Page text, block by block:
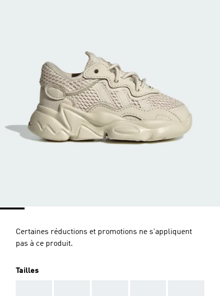
Certaines réductions et promotions ne s'appliquent
pas à ce produit.
Tailles